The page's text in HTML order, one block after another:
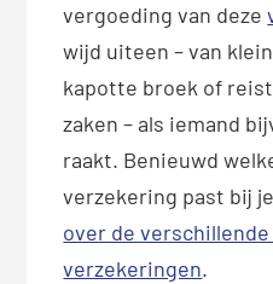
vergoeding van deze
wijd uiteen – van
kapotte broek of
zaken – als iemand
raakt. Benieuwd
verzekering past bij
over de
verzekeringen.